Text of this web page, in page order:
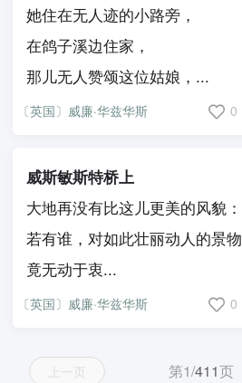
她住在无人迹的小路旁，
在鸽子溪边住家，
那儿无人赞颂这位姑娘，...
〔英国〕威廉·华兹华斯 0
威斯敏斯特桥上
大地再没有比这儿更美的风貌：
若有谁，对如此壮丽动人的景物
竟无动于衷...
〔英国〕威廉·华兹华斯 0
上一页 第1/411页